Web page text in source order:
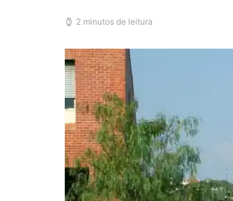
2 minutos de leitura